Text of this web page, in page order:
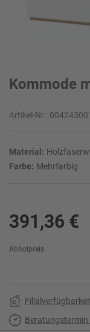
Kommode
Artikel-Nr.:
Material:
Farbe: Mehrfarbig
391,36 €
Abholpreis
Beratungstermin